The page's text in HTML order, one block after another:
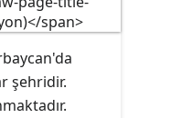
şehridir.